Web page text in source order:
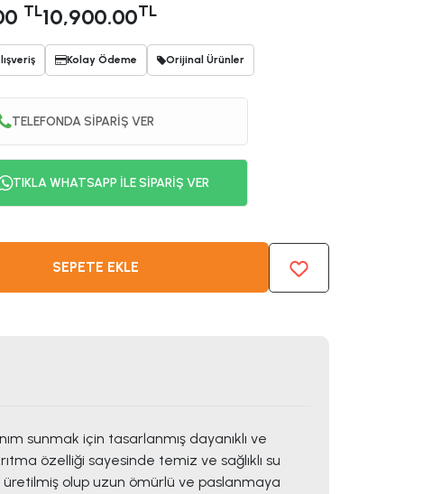
TL10,900.00TL
Kolay Ödeme Orijinal Ürünler
TELEFONDA SİPARİŞ VER
TIKLA WHATSAPP İLE SİPARİŞ VER
SEPETE EKLE
sunmak için tasarlanmış dayanıklı ve
özelliği sayesinde temiz ve sağlıklı su
üretilmiş olup uzun ömürlü ve paslanmaya